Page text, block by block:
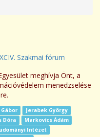
Szakmai fórum
meghívja Önt, a
menedzselése
Jerabek György
Dóra
Markovics Ádám
Intézet